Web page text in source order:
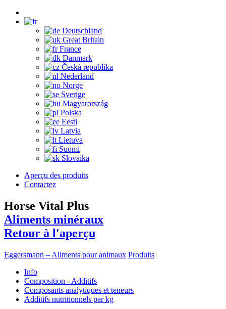
Deutschland
Great Britain
France
Danmark
Česká republika
Nederland
Norge
Sverige
Magyarország
Polska
Eesti
Latvia
Lietuva
Suomi
Slovaika
Aperçu des produits
Contactez
Horse Vital Plus
Aliments minéraux
Retour à l'aperçu
Eggersmann – Aliments pour animaux Produits
Info
Composition - Additifs
Composants analytiques et teneurs
Additifs nutritionnels par kg